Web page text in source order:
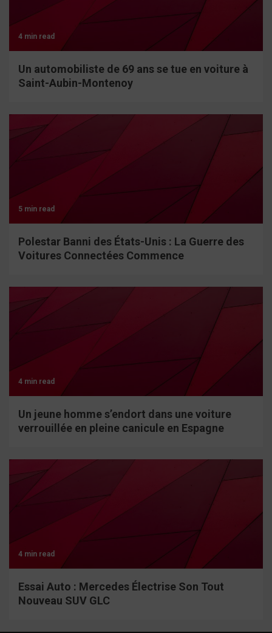
4 min read
Un automobiliste de 69 ans se tue en voiture à
Saint-Aubin-Montenoy
5 min read
Polestar Banni des États-Unis : La Guerre des
Voitures Connectées Commence
4 min read
Un jeune homme s’endort dans une voiture
verrouillée en pleine canicule en Espagne
4 min read
Essai Auto : Mercedes Électrise Son Tout
Nouveau SUV GLC